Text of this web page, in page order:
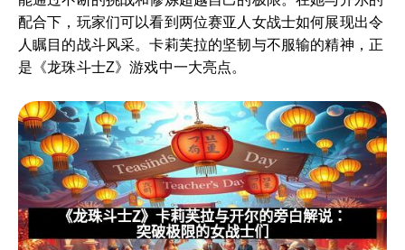
配合下，玩家们可以看到两位赛亚人女战士如何展现出令
人瞩目的战斗风采。卡莉芙拉的坚韧与不服输的精神，正
是《龙珠斗士Z》游戏中一大亮点。